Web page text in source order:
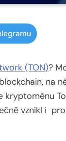
(TON)?
na
kryptoměnu
vznikl i